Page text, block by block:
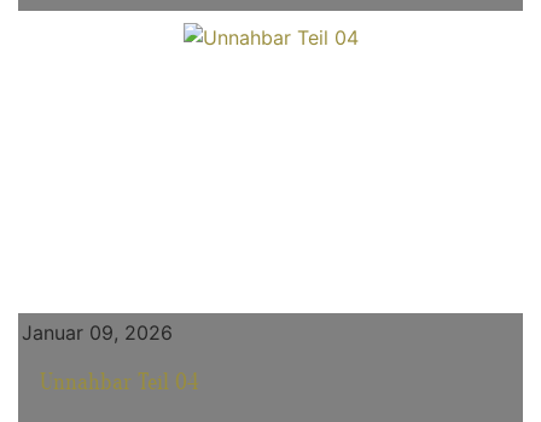
Januar 09, 2026
Unnahbar Teil 04